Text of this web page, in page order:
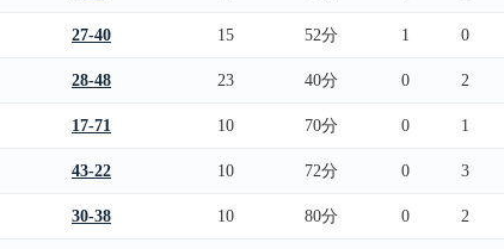
27-40 15 52分 1 0
28-48 23 40分 0 2
17-71 10 70分 0 1
43-22 10 72分 0 3
30-38 10 80分 0 2